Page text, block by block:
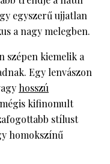
egyszerű ujjatlan
a nagy melegben.
szépen kiemelik a
Egy lenvászon
hosszú
kifinomult
stílust
homokszínű